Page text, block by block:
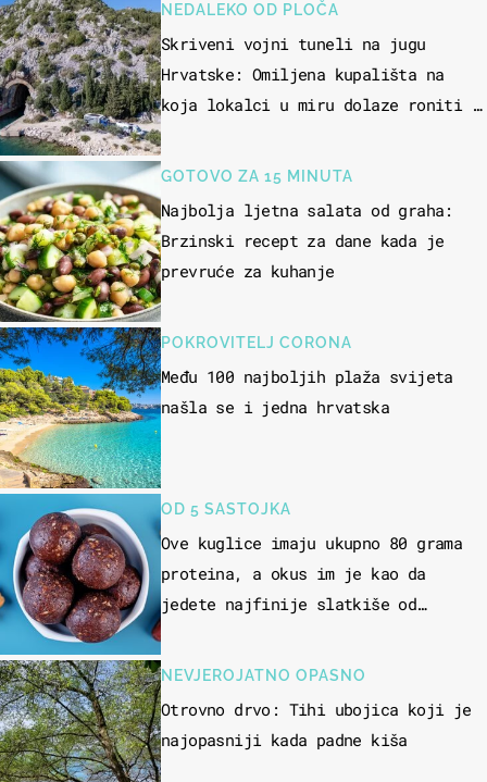
NEDALEKO OD PLOČA
Skriveni vojni tuneli na jugu
Hrvatske: Omiljena kupališta na
koja lokalci u miru dolaze roniti i
GOTOVO ZA 15 MINUTA
Najbolja ljetna salata od graha:
Brzinski recept za dane kada je
prevruće za kuhanje
POKROVITELJ CORONA
Među 100 najboljih plaža svijeta
našla se i jedna hrvatska
OD 5 SASTOJKA
Ove kuglice imaju ukupno 80 grama
proteina, a okus im je kao da
jedete najfinije slatkiše od
NEVJEROJATNO OPASNO
Otrovno drvo: Tihi ubojica koji je
najopasniji kada padne kiša